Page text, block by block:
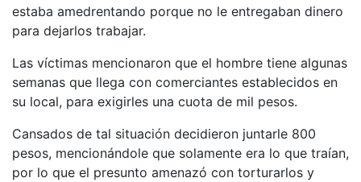
estaba amedrentando porque no le entregaban dinero
para dejarlos trabajar.
Las víctimas mencionaron que el hombre tiene algunas
semanas que llega con comerciantes establecidos en
su local, para exigirles una cuota de mil pesos.
Cansados de tal situación decidieron juntarle 800
pesos, mencionándole que solamente era lo que traían,
por lo que el presunto amenazó con torturarlos y